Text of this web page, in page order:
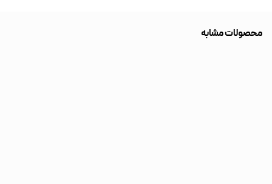
محصولات مشابه